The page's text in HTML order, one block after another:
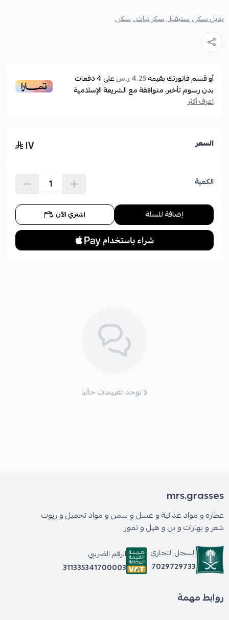
بديل سكر ,ستيفيا ,سكر نبات ,سكر ,
أو قسم فاتورتك بقيمة4.25 ر.س على4دفعات
بدون رسوم تأخير، متوافقة مع الشريعة الإسلامية
اعرف أكثر
السعر ١٧
الكمية
إضافة للسلة اشتري الآن
لا توجد تقييمات حاليا
mrs.grasses
عطاره و مواد غذائية و عسل و سمن و مواد تجميل و زيوت
شعر و بهارات و بن و هيل و تمور
السجل التجاري
7029729733
الرقم الضريبي
311335341700003
روابط مهمة